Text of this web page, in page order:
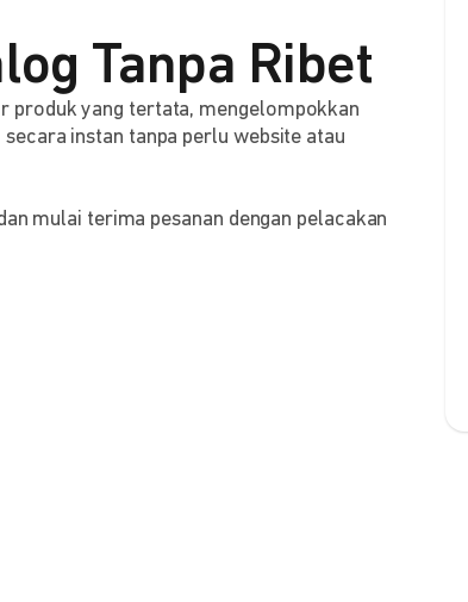
Tanpa Ribet
produk yang tertata, mengelompokkan
instan tanpa perlu website atau
mulai terima pesanan dengan pelacakan